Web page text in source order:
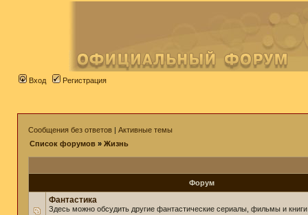
Вход Регистрация
Сообщения без ответов | Активные темы
Список форумов » Жизнь
Форум
Фантастика
Здесь можно обсудить другие фантастические сериалы, фильмы и